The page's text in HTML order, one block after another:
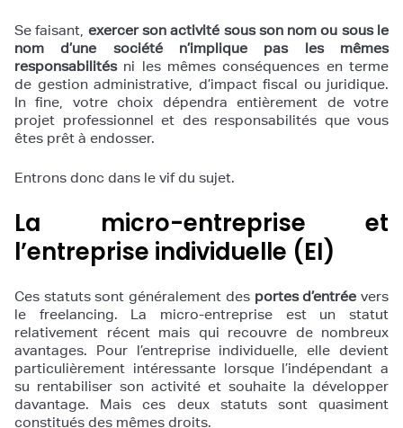
Se faisant, exercer son activité sous son nom ou sous le
nom d’une société n’implique pas les mêmes
responsabilitésni les mêmes conséquences en terme
de gestion administrative, d’impact fiscal ou juridique.
In fine, votre choix dépendra entièrement de votre
projet professionnel et des responsabilités que vous
êtes prêt à endosser.
Entrons donc dans le vif du sujet.
La micro-entreprise et
l’entreprise individuelle (EI)
Ces statuts sont généralement des portes d’entrée vers
le freelancing. La micro-entreprise est un statut
relativement récent mais qui recouvre de nombreux
avantages. Pour l’entreprise individuelle, elle devient
particulièrement intéressante lorsque l’indépendant a
su rentabiliser son activité et souhaite la développer
davantage. Mais ces deux statuts sont quasiment
constitués des mêmes droits.